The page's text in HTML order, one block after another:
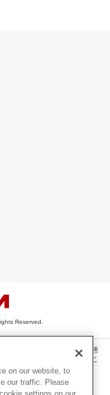
Reserved.
・動画・音声等を、手段や形態
、転載、ファイル化などするこ
い場合があります。
on our website, to
our traffic. Please